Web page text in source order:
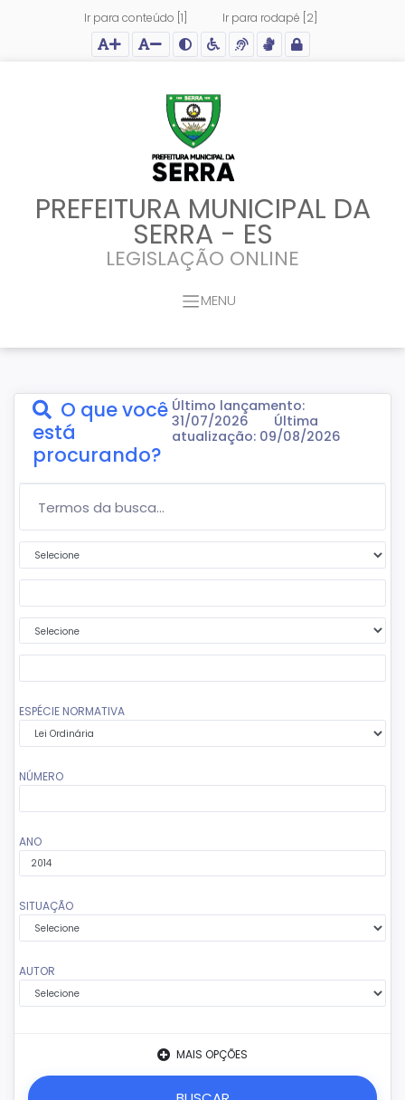
Ir para conteúdo [1] Ir para rodapé [2]
Ação para aumentar tamanho da fonte do site
Ação para diminuir tamanho da fonte do site
Ação para aplicar auto contraste no site
Acessar página sobre acessibilidade do site
Acessar página sobre NVDA - Leitor de Tela
Acessar página sobre VLibras - Tradutor de
Acessar Intranet
PREFEITURA MUNICIPAL DA
SERRA - ES
LEGISLAÇÃO ONLINE
MENU
O que você
está
procurando?
Último lançamento:
31/07/2026
Última
atualização: 09/08/2026
Primeira condição
Segunda condição
ESPÉCIE NORMATIVA
NÚMERO
ANO
SITUAÇÃO
AUTOR
MAIS OPÇÕES